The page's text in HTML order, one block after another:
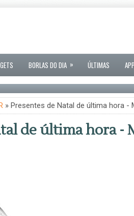
BORLAS DO DIA » ÚLTIMAS
» Presentes de Natal de última hora -
de última hora -